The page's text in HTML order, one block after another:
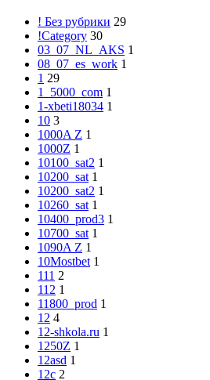
! Без рубрики 29
!Category 30
03_07_NL_AKS 1
08_07_es_work 1
1 29
1_5000_com 1
1-xbeti18034 1
10 3
1000A Z 1
1000Z 1
10100_sat2 1
10200_sat 1
10200_sat2 1
10260_sat 1
10400_prod3 1
10700_sat 1
1090A Z 1
10Mostbet 1
111 2
112 1
11800_prod 1
12 4
12-shkola.ru 1
1250Z 1
12asd 1
12c 2